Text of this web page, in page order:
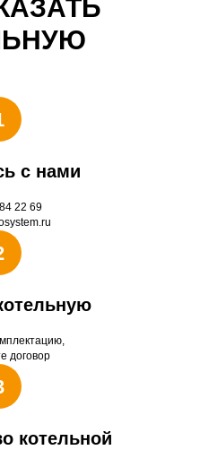
с нами
22 69
договор
котельной